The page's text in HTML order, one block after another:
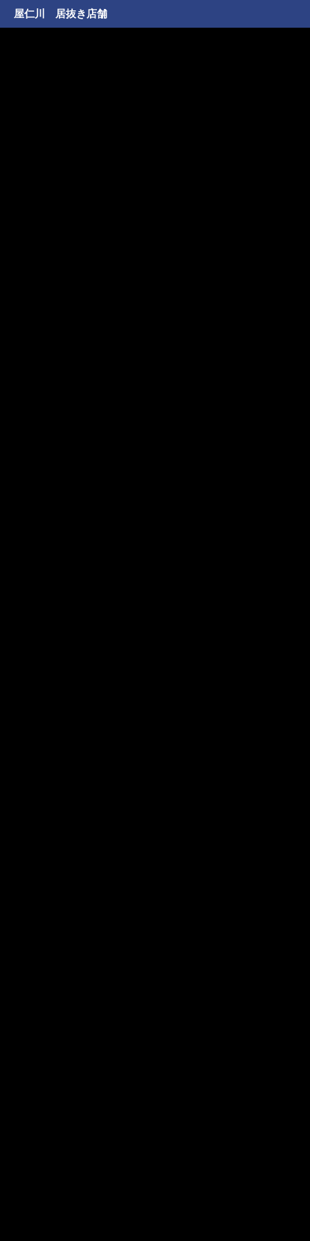
屋仁川 居抜き店舗